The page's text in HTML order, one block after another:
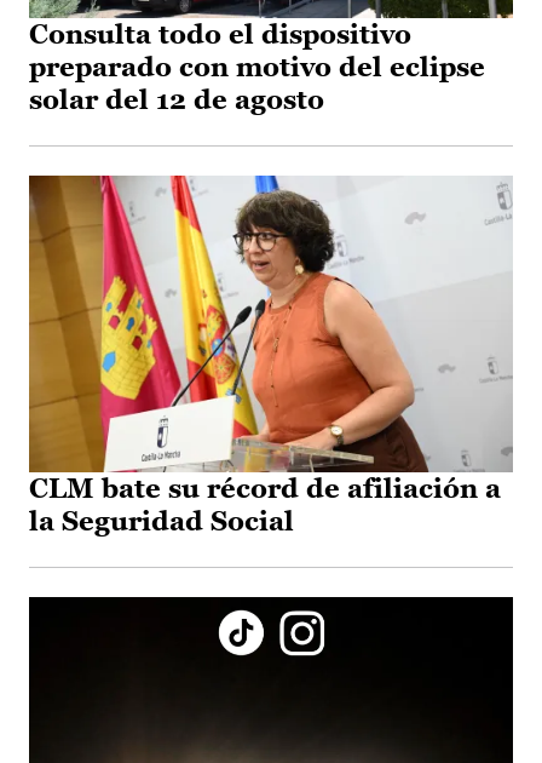
Consulta todo el dispositivo
preparado con motivo del eclipse
solar del 12 de agosto
CLM bate su récord de afiliación a
la Seguridad Social